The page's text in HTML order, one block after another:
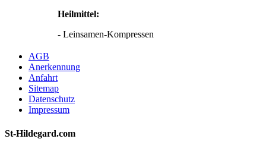
Heilmittel:
- Leinsamen-Kompressen
AGB
Anerkennung
Anfahrt
Sitemap
Datenschutz
Impressum
St-Hildegard.com